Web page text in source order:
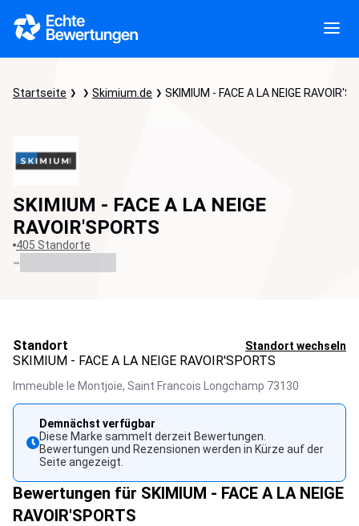
Startseite Skimium.de SKIMIUM - FACE A LA NEIGE
SKIMIUM - FACE A LA NEIGE
RAVOIR'SPORTS
405 Standorte
-
Standort Standort wechseln
SKIMIUM - FACE A LA NEIGE RAVOIR'SPORTS
Immeuble le Montjoie, Saint Francois Longchamp 73130
Demnächst verfügbar
Diese Marke sammelt derzeit Bewertungen.
Bewertungen und Rezensionen werden in Kürze auf der
Seite angezeigt.
Bewertungen für SKIMIUM - FACE A LA NEIGE
RAVOIR'SPORTS